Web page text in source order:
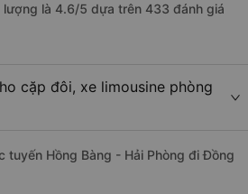
là 4.6/5 dựa trên 433 đánh giá
cặp đôi, xe limousine phòng
tuyến Hồng Bàng - Hải Phòng đi Đồng